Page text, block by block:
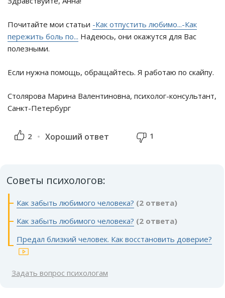
Почитайте мои статьи -Как отпустить любимо...-Как
пережить боль по... Надеюсь, они окажутся для Вас
полезными.
Если нужна помощь, обращайтесь. Я работаю по скайпу.
Столярова Марина Валентиновна, психолог-консультант,
Санкт-Петербург
2 Хороший ответ 1
Советы психологов:
Как забыть любимого человека? (2 ответа)
Как забыть любимого человека? (2 ответа)
Предал близкий человек. Как восстановить доверие?
Задать вопрос психологам